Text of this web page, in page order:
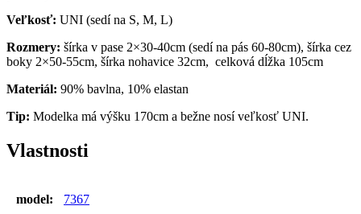
Veľkosť: UNI (sedí na S, M, L)
Rozmery: šírka v pase 2×30-40cm (sedí na pás 60-80cm), šírka cez
boky 2×50-55cm, šírka nohavice 32cm, celková dĺžka 105cm
Materiál: 90% bavlna, 10% elastan
Tip: Modelka má výšku 170cm a bežne nosí veľkosť UNI.
Vlastnosti
model: 7367